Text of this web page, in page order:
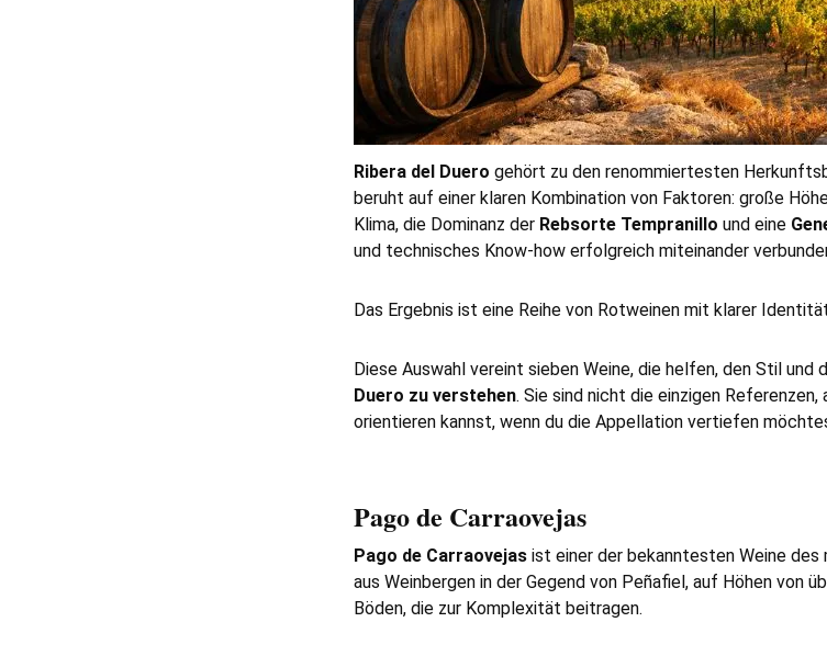
Ribera del Duero gehört zu den renommiertesten
beruht auf einer klaren Kombination von Faktoren: große
Klima, die Dominanz der Rebsorte Tempranillo und eine
und technisches Know-how erfolgreich miteinander
Das Ergebnis ist eine Reihe von Rotweinen mit klarer
Diese Auswahl vereint sieben Weine, die helfen, den Stil
Duero zu verstehen. Sie sind nicht die einzigen
orientieren kannst, wenn du die Appellation vertiefen
Pago de Carraovejas
Pago de Carraovejas ist einer der bekanntesten Weine des
aus Weinbergen in der Gegend von Peñafiel, auf Höhen von
Böden, die zur Komplexität beitragen.